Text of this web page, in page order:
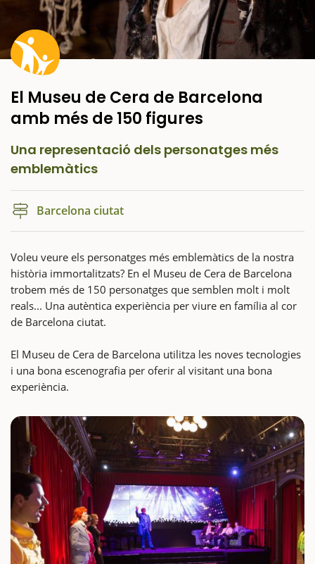
El Museu de Cera de Barcelona
amb més de 150 figures
Una representació dels personatges més
emblemàtics
Barcelona ciutat
Voleu veure els personatges més emblemàtics de la nostra
història immortalitzats? En el Museu de Cera de Barcelona
trobem més de 150 personatges que semblen molt i molt
reals... Una autèntica experiència per viure en família al cor
de Barcelona ciutat.
El Museu de Cera de Barcelona utilitza les noves tecnologies
i una bona escenografia per oferir al visitant una bona
experiència.